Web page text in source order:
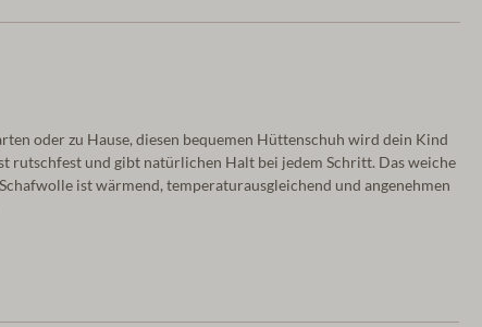
oder zu Hause, diesen bequemen Hüttenschuh wird dein Kind
und gibt natürlichen Halt bei jedem Schritt. Das weiche
ist wärmend, temperaturausgleichend und angenehmen